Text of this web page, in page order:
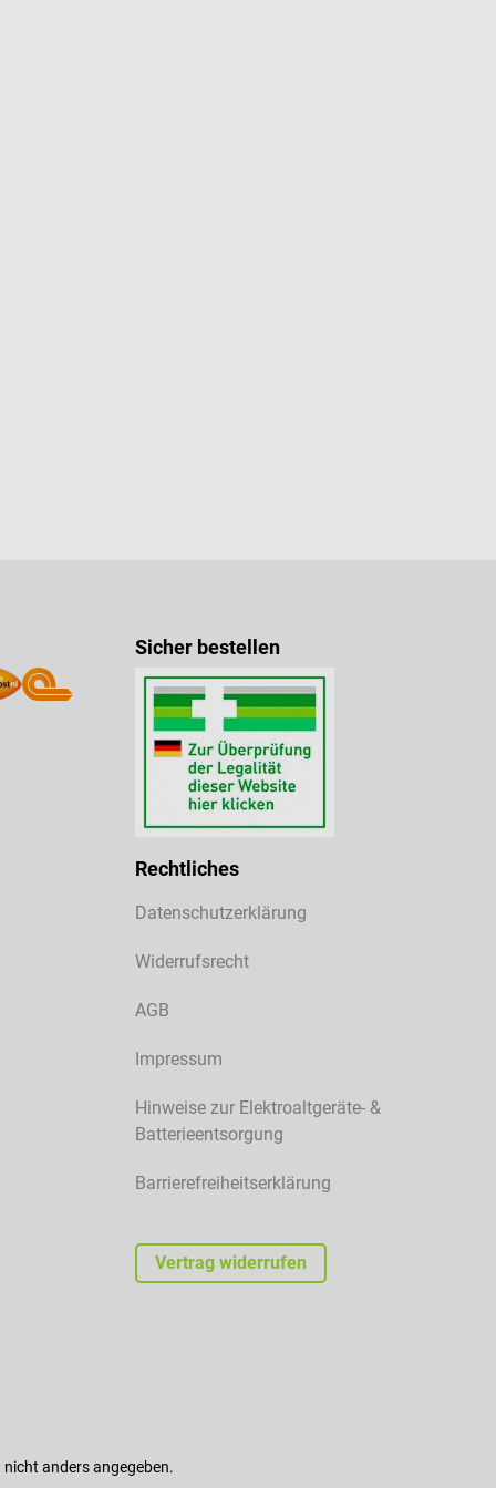
Sicher bestellen
Rechtliches
Datenschutzerklärung
Widerrufsrecht
AGB
Impressum
Hinweise zur Elektroaltgeräte- &
Batterieentsorgung
Barrierefreiheitserklärung
Vertrag widerrufen
anders angegeben.